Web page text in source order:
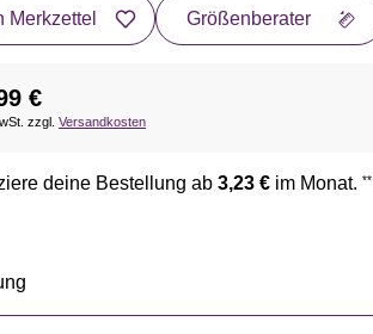
Merkzettel Größenberater
€
zzgl. Versandkosten
deine Bestellung ab 3,23 € im Monat. **